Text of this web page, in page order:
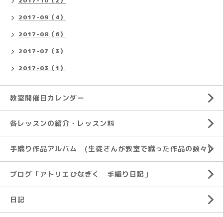
2017-09（4）
2017-08（6）
2017-07（3）
2017-03（1）
教室開催日カレンダー
各レッスンの紹介・レッスン料
手織り作品アルバム (生徒さんが教室で織った作品の数々)
ブログ「アトリエひなぎく 手織り日記」
日記